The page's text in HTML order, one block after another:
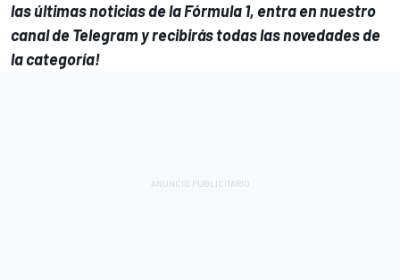
las últimas noticias de laFórmula 1, entra ennuestro
canal de Telegramy recibirás todas las novedades de
la categoría!